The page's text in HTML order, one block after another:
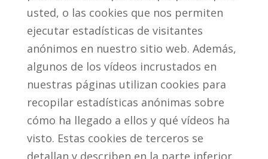
usted, o las cookies que nos permiten
ejecutar estadísticas de visitantes
anónimos en nuestro sitio web. Además,
algunos de los vídeos incrustados en
nuestras páginas utilizan cookies para
recopilar estadísticas anónimas sobre
cómo ha llegado a ellos y qué vídeos ha
visto. Estas cookies de terceros se
detallan y describen en la parte inferior